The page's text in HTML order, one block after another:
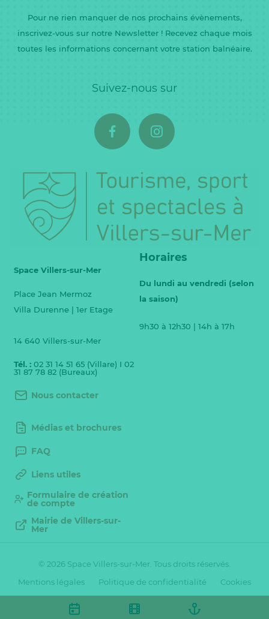
Pour ne rien manquer de nos prochains évènements,
inscrivez-vous sur notre Newsletter ! Recevez chaque mois
toutes les informations concernant votre station balnéaire.
Suivez-nous sur
Space Villers-sur-Mer
Place Jean Mermoz
Villa Durenne | 1er Etage
14 640 Villers-sur-Mer
Tél. : 02 31 14 51 65 (Villare) I 02
31 87 78 82 (Bureaux)
Nous contacter
Horaires
Du lundi au vendredi (selon
la saison)
9h30 à 12h30 | 14h à 17h
Médias et brochures
FAQ
Liens utiles
Formulaire de création
de compte
Mairie de Villers-sur-
Mer
© 2026 Space Villers-sur-Mer. Tous droits réservés.
Mentions légales
Politique de confidentialité Cookies